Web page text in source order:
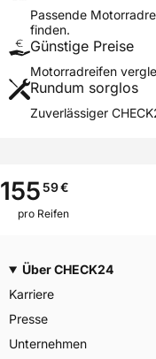
Modellname
Reifenposition
Motorradtyp
Weitere Eigenschaften
M+S
Motorrad Kennzeichnung
Allgemeine
Herstellerkontakt
Passende
finden.
Günstige Preise
Motorradreifen
Rundum sorglos
Zuverlässiger
15559€
pro Reifen
Über CHECK24
Karriere
Presse
Unternehmen